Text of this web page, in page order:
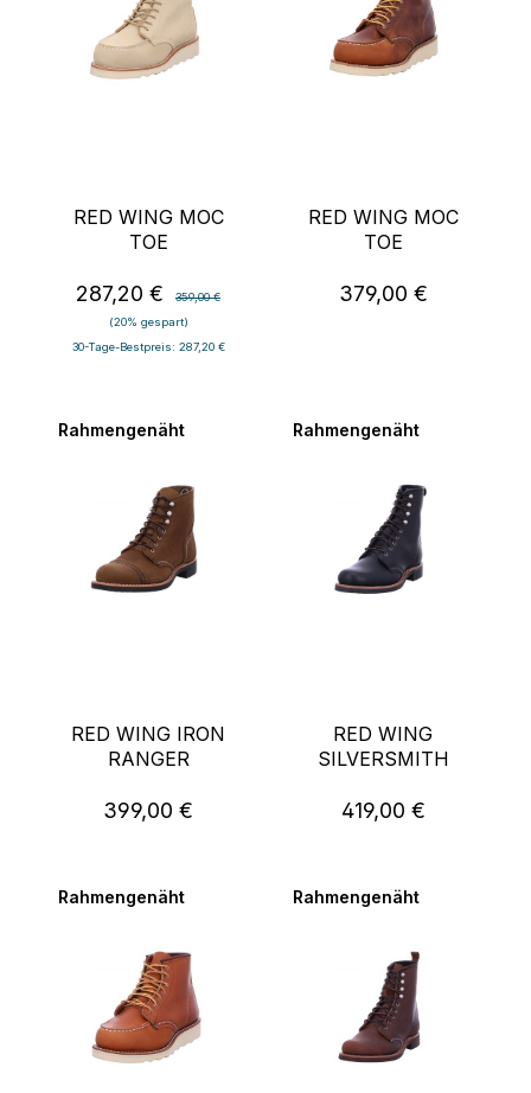
RED WING MOC
TOE
Verkaufspreis:
287,20 € Regulärer Preis:
359,00 €
(20% gespart)
30-Tage-Bestpreis: 287,20 €
RED WING MOC
TOE
Regulärer Preis:
379,00 €
Rahmengenäht
RED WING IRON
RANGER
Regulärer Preis:
399,00 €
Rahmengenäht
RED WING
SILVERSMITH
Regulärer Preis:
419,00 €
Rahmengenäht Rahmengenäht